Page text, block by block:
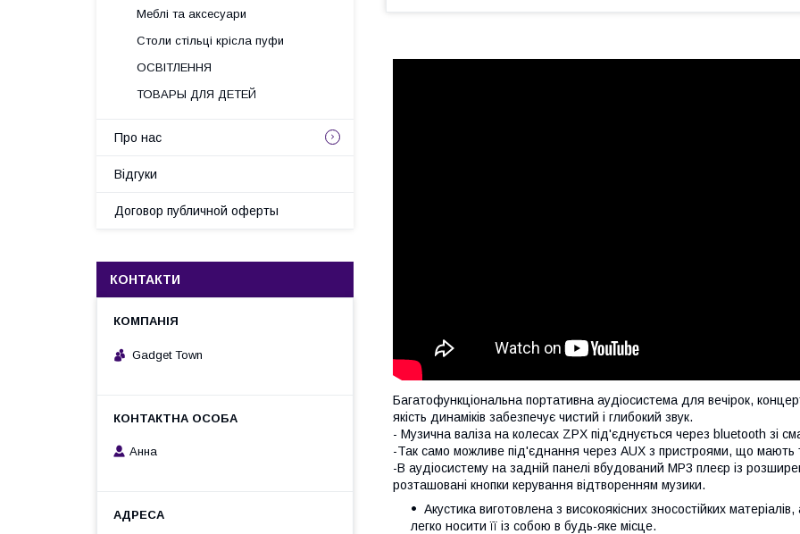
Багатофункціональна портативна аудіосистема для вечірок,
якість динаміків забезпечує чистий і глибокий звук.
- Музична валіза на колесах ZPX під'єднується через bluetooth зі
-Так само можливе під'єднання через AUX з пристроями, що мають
-В аудіосистему на задній панелі вбудований MP3 плеєр із
розташовані кнопки керування відтворенням музики.
Акустика виготовлена з високоякісних зносостійких
легко носити її із собою в будь-яке місце.
Меблі та аксесуари
Столи стільці крісла пуфи
ОСВІТЛЕННЯ
ТОВАРЫ ДЛЯ ДЕТЕЙ
Про нас
Відгуки
Договор публичной оферты
КОНТАКТИ
Gadget Town
Анна